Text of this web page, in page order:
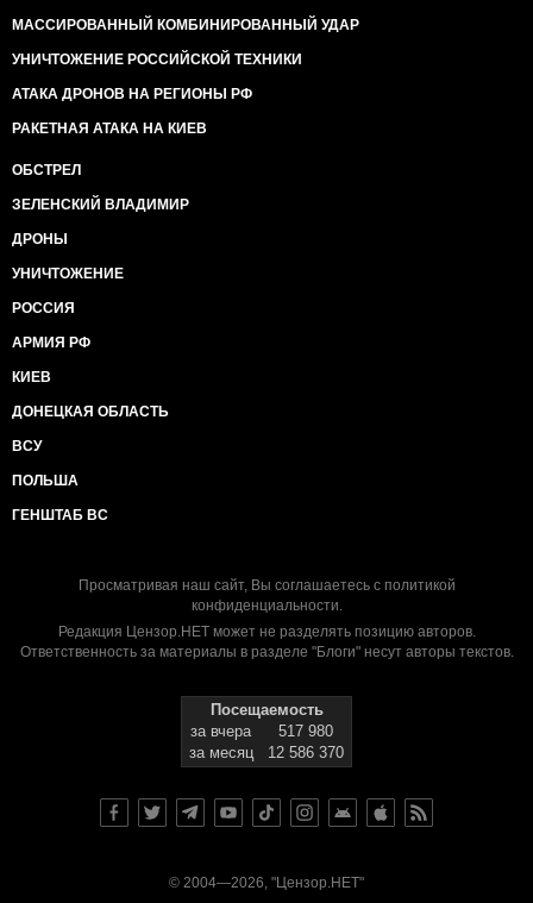
МАССИРОВАННЫЙ КОМБИНИРОВАННЫЙ УДАР
УНИЧТОЖЕНИЕ РОССИЙСКОЙ ТЕХНИКИ
АТАКА ДРОНОВ НА РЕГИОНЫ РФ
РАКЕТНАЯ АТАКА НА КИЕВ
ОБСТРЕЛ
ЗЕЛЕНСКИЙ ВЛАДИМИР
ДРОНЫ
УНИЧТОЖЕНИЕ
РОССИЯ
АРМИЯ РФ
КИЕВ
ДОНЕЦКАЯ ОБЛАСТЬ
ВСУ
ПОЛЬША
ГЕНШТАБ ВС
Просматривая наш сайт, Вы соглашаетесь с политикой
конфиденциальности.
Редакция Цензор.НЕТ может не разделять позицию авторов.
Ответственность за материалы в разделе "Блоги" несут авторы текстов.
Посещаемость
за вчера
517 980
за месяц
12 586 370
© 2004—2026, "Цензор.НЕТ"